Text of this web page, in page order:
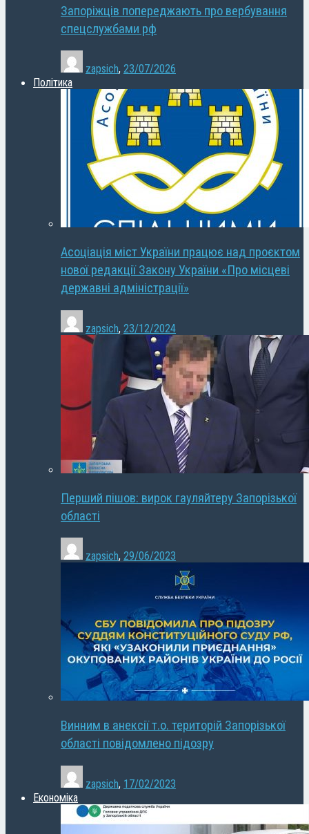
Запоріжців попереджають про вербування
спецслужбами рф
zapsich, 23/07/2026
Політика
Асоціація міст України працює над проєктом
нової редакції Закону України «Про місцеві
державні адміністрації»
zapsich, 23/12/2024
Перший пішов: вирок гауляйтеру Запорізької
області
zapsich, 29/06/2023
Винним в анексії т.о. територій Запорізької
області повідомлено підозру
zapsich, 17/02/2023
Економіка